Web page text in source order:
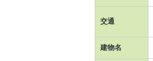
交通
建物名